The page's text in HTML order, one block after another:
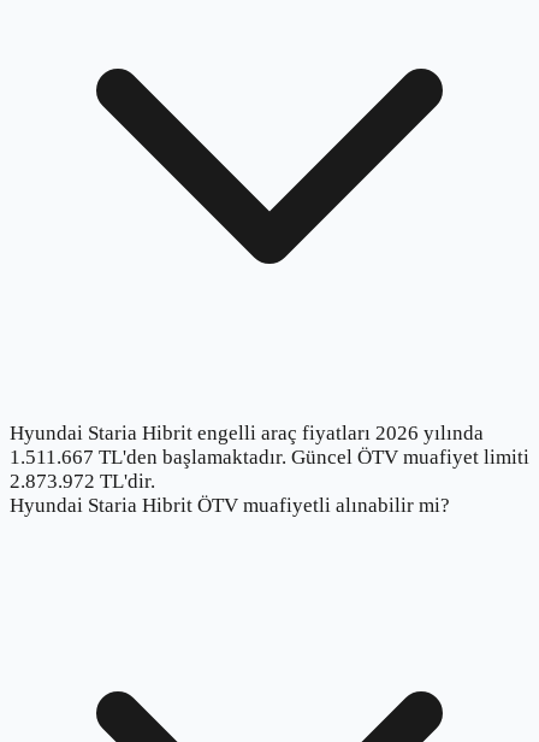
Hyundai Staria Hibrit engelli araç fiyatları 2026 yılında
1.511.667 TL'den başlamaktadır. Güncel ÖTV muafiyet limiti
2.873.972 TL'dir.
Hyundai Staria Hibrit ÖTV muafiyetli alınabilir mi?